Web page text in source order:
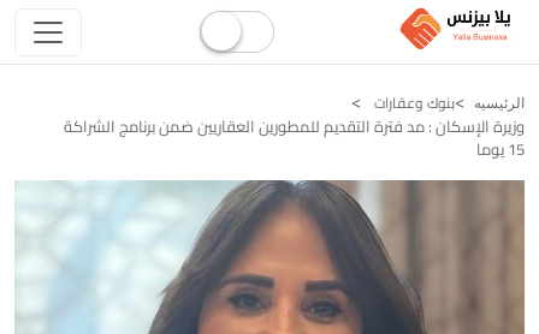
الرئيسيه بنوك وعقارات
وزيرة الإسكان : مد فترة التقديم للمطورين العقاريين ضمن برنامج الشراكة
15 يوما